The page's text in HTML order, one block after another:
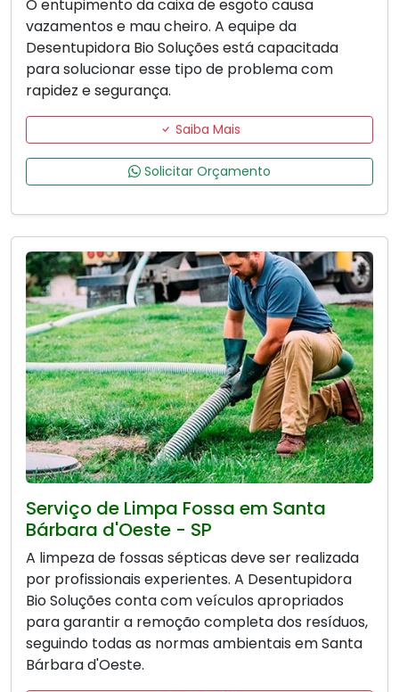
O entupimento da caixa de esgoto causa
vazamentos e mau cheiro. A equipe da
Desentupidora Bio Soluções está capacitada
para solucionar esse tipo de problema com
rapidez e segurança.
Saiba Mais
Solicitar Orçamento
Serviço de Limpa Fossa em Santa
Bárbara d'Oeste - SP
A limpeza de fossas sépticas deve ser realizada
por profissionais experientes. A Desentupidora
Bio Soluções conta com veículos apropriados
para garantir a remoção completa dos resíduos,
seguindo todas as normas ambientais em Santa
Bárbara d'Oeste.